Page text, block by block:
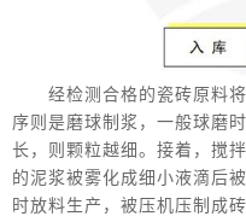
经检测合格的瓷砖原料将
序则是磨球制浆，一般球磨
长，则颗粒越细。接着，搅
的泥浆被雾化成细小液滴后
时放料生产，被压机压制成